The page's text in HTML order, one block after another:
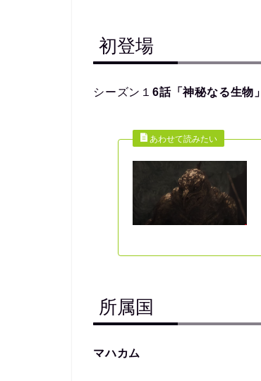
初登場
シーズン１ 6話「神秘なる生物」
所属国
マハカム